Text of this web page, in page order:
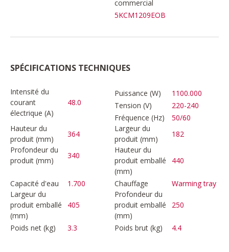
commercial
5KCM1209EOB
SPÉCIFICATIONS TECHNIQUES
Intensité du
courant
électrique (A)
48.0
Puissance (W)
1100.000
Tension (V)
220-240
Fréquence (Hz)
50/60
Hauteur du
produit (mm)
364
Largeur du
produit (mm)
182
Profondeur du
produit (mm)
340
Hauteur du
produit emballé
(mm)
440
Capacité d'eau 1.700 Chauffage
Warming tray
Largeur du
produit emballé
(mm)
405
Profondeur du
produit emballé
(mm)
250
Poids net (kg) 3.3 Poids brut (kg) 4.4